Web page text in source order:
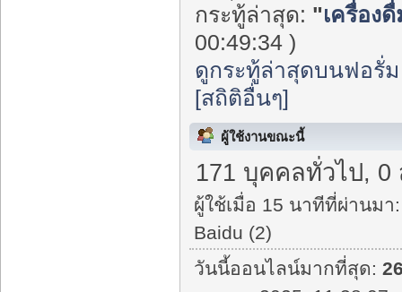
กระทู้ล่าสุด: "เครื่อง
00:49:34 )
ดูกระทู้ล่าสุดบนฟอรั่ม
[สถิติอื่นๆ]
ผู้ใช้งานขณะนี้
171 บุคคลทั่วไป, 0
ผู้ใช้เมื่อ 15 นาทีที่ผ่านมา:
Baidu (2)
วันนี้ออนไลน์มากที่สุด: